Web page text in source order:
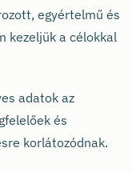
egyértelmű és
kezeljük a célokkal
adatok az
és
korlátozódnak.